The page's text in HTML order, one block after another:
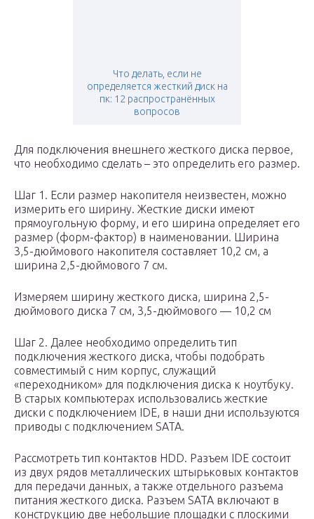
Что делать, если не
определяется жесткий диск на
пк: 12 распространённых
вопросов
Для подключения внешнего жесткого диска первое,
что необходимо сделать – это определить его размер.
Шаг 1. Если размер накопителя неизвестен, можно
измерить его ширину. Жесткие диски имеют
прямоугольную форму, и его ширина определяет его
размер (форм-фактор) в наименовании. Ширина
3,5-дюймового накопителя составляет 10,2 см, а
ширина 2,5-дюймового 7 см.
Измеряем ширину жесткого диска, ширина 2,5-
дюймового диска 7 см, 3,5-дюймового — 10,2 см
Шаг 2. Далее необходимо определить тип
подключения жесткого диска, чтобы подобрать
совместимый с ним корпус, служащий
«переходником» для подключения диска к ноутбуку.
В старых компьютерах использовались жесткие
диски с подключением IDE, в наши дни используются
приводы с подключением SATA.
Рассмотреть тип контактов HDD. Разъем IDE состоит
из двух рядов металлических штырьковых контактов
для передачи данных, а также отдельного разъема
питания жесткого диска. Разъем SATA включают в
конструкцию две небольшие площадки с плоскими